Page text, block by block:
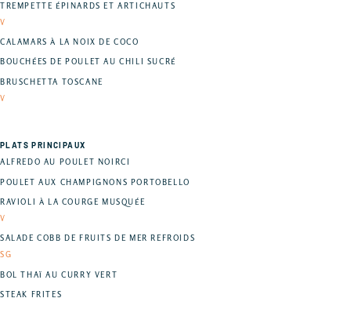
TREMPETTE ÉPINARDS ET ARTICHAUTS
V
CALAMARS À LA NOIX DE COCO
BOUCHÉES DE POULET AU CHILI SUCRÉ
BRUSCHETTA TOSCANE
V
PLATS PRINCIPAUX
ALFREDO AU POULET NOIRCI
POULET AUX CHAMPIGNONS PORTOBELLO
RAVIOLI À LA COURGE MUSQUÉE
V
SALADE COBB DE FRUITS DE MER REFROIDS
SG
BOL THAÏ AU CURRY VERT
STEAK FRITES